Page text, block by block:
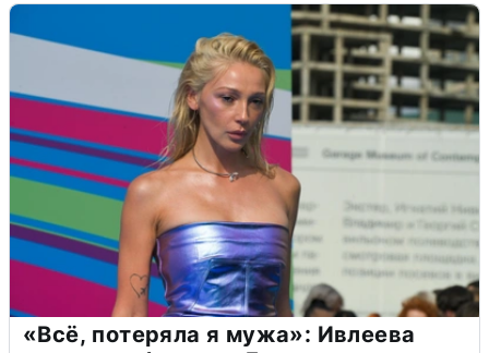
«Всё, потеряла я мужа»: Ивлеева